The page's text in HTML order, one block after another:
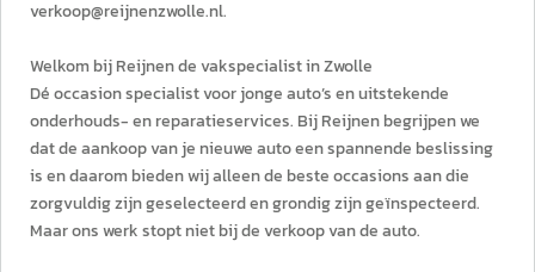
verkoop@reijnenzwolle.nl.
Welkom bij Reijnen de vakspecialist in Zwolle
Dé occasion specialist voor jonge auto’s en uitstekende
onderhouds- en reparatieservices. Bij Reijnen begrijpen we
dat de aankoop van je nieuwe auto een spannende beslissing
is en daarom bieden wij alleen de beste occasions aan die
zorgvuldig zijn geselecteerd en grondig zijn geïnspecteerd.
Maar ons werk stopt niet bij de verkoop van de auto.